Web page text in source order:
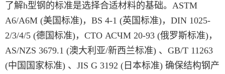
了解h型钢的标准是选择合适材料的基础。ASTM
A6/A6M (美国标准)，BS 4-1 (英国标准)，DIN 1025-
2/3/4/5 (德国标准)，СТО АСЧМ 20-93 (俄罗斯标准)，
AS/NZS 3679.1 (澳大利亚/新西兰标准) 、GB/T 11263
(中国国家标准) 、JIS G 3192 (日本标准) 确保结构钢产